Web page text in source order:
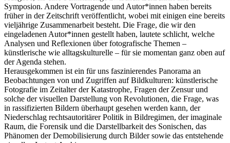
Symposion. Andere Vortragende und Autor*innen haben bereits
früher in der Zeitschrift veröffentlicht, wobei mit einigen eine bereits
vieljährige Zusammenarbeit besteht. Die Frage, die wir den
eingeladenen Autor*innen gestellt haben, lautete schlicht, welche
Analysen und Reflexionen über fotografische Themen –
künstlerische wie alltagskulturelle – für sie momentan ganz oben auf
der Agenda stehen.
Herausgekommen ist ein für uns faszinierendes Panorama an
Beobachtungen von und Zugriffen auf Bildkulturen: künstlerische
Fotografie im Zeitalter der Katastrophe, Fragen der Zensur und
solche der visuellen Darstellung von Revolutionen, die Frage, was
in rassifizierten Bildern überhaupt gesehen werden kann, der
Niederschlag rechtsautoritärer Politik in Bildregimen, der imaginale
Raum, die Forensik und die Darstellbarkeit des Sonischen, das
Phänomen der Demobilisierung durch Bilder sowie das entstehende